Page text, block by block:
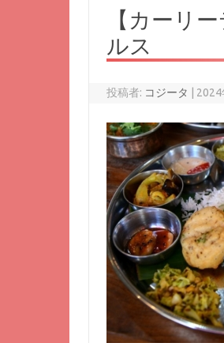
【カーリ
ルス
投稿者: コジータ 2024